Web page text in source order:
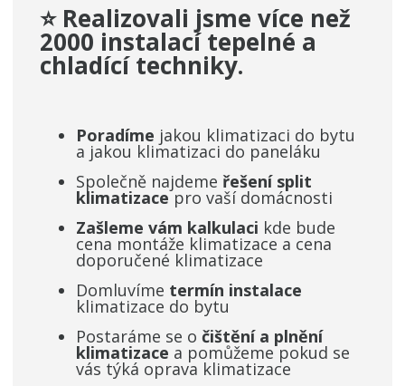
⭐ Realizovali jsme více než
2000 instalací tepelné a
chladící techniky.
Poradíme jakou klimatizaci do bytu
a jakou klimatizaci do paneláku
Společně najdeme řešení split
klimatizacepro vaší domácnosti
Zašleme vám kalkulaci kde bude
cena montáže klimatizace a cena
doporučené klimatizace
Domluvíme termín instalace
klimatizace do bytu
Postaráme se o čištění a plnění
klimatizace a pomůžeme pokud se
vás týká oprava klimatizace